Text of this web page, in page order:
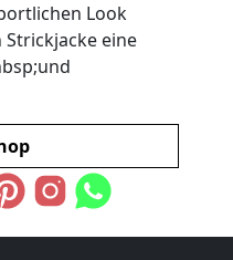
Look
eine